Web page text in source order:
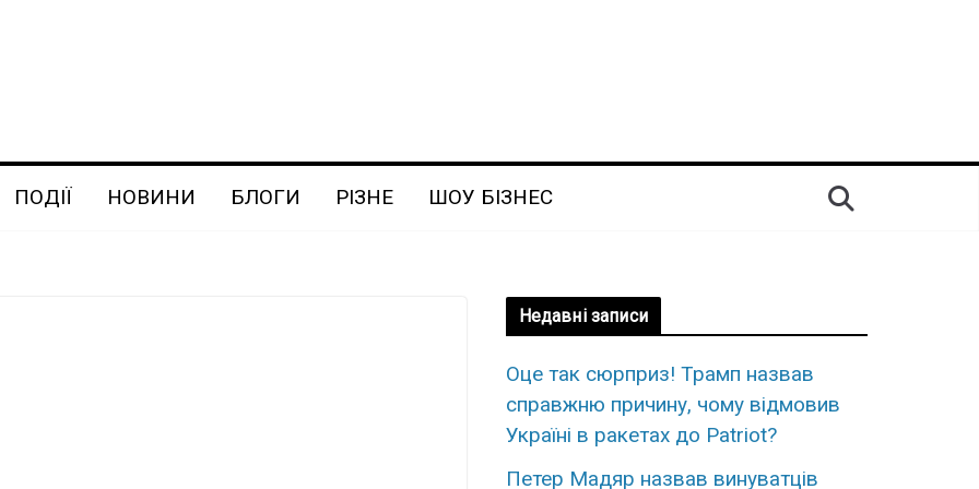
ПОДІЇ НОВИНИ БЛОГИ РІЗНЕ ШОУ БІЗНЕС
Недавні записи
Оце так сюpприз! Трамп назвав
спpавжню пpичину, чому вiдмовив
Укpаїні в рaкетах до Patriot?
Петер Мадяр назвав винуватців